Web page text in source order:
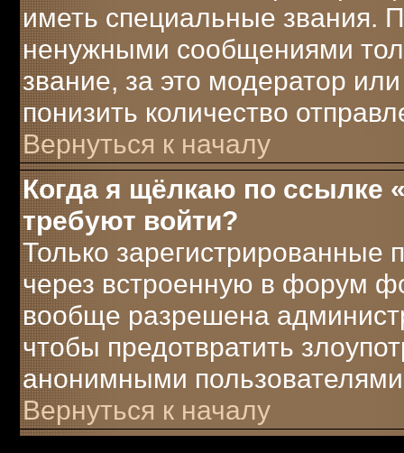
иметь специальные звания.
ненужными сообщениями
звание, за это модератор
понизить количество
Вернуться к началу
Когда я щёлкаю по ссылке
требуют войти?
Только зарегистрированные
через встроенную в форум
вообще разрешена
чтобы предотвратить
анонимными
Вернуться к началу